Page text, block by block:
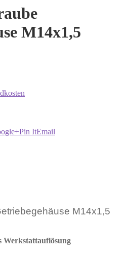
M14x1,5
Pin ItEmail
M14x1,5
Werkstattauflösung